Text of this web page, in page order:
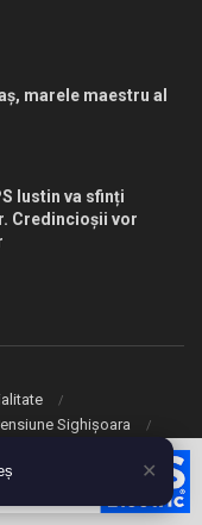
marele maestru al
Iustin va sfinți
Credincioșii vor
Sighișoara
✕